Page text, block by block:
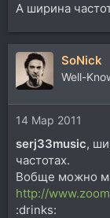
А ширина
SoNick
Well-
14 Мар 2011
serj33music,
частотах.
Вобще можно
http://
:drinks: